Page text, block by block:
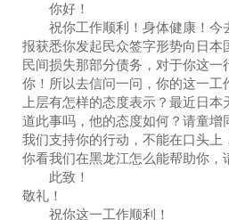
你好！
祝你工作顺利！身体健康！今
报获悉你发起民众签字形势向日本
民间损失那部分债务，对于你这一
你！所以去信问一问，你的这一工
上层有怎样的态度表示？最近日
道此事吗，他的态度如何？请童增
我们支持你的行动，不能在口头上
你看我们在黑龙江怎么能帮助你，
此致！
敬礼！
祝你这一工作顺利！